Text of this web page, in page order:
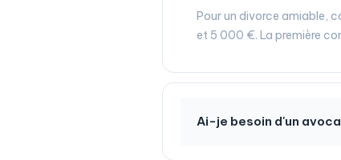
Pour un divorce amiable,
et 5 000 €. La première
Ai-je besoin d'un